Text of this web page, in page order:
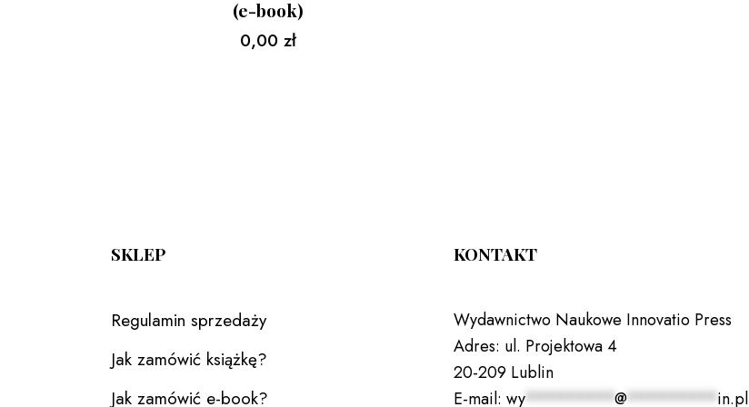
(e-book)
0,00zł
SKLEP
Regulamin sprzedaży
Jak zamówić książkę?
Jak zamówić e-book?
KONTAKT
Wydawnictwo Naukowe Innovatio Press
Adres: ul. Projektowa 4
20-209 Lublin
E-mail: wy*********@*********in.pl